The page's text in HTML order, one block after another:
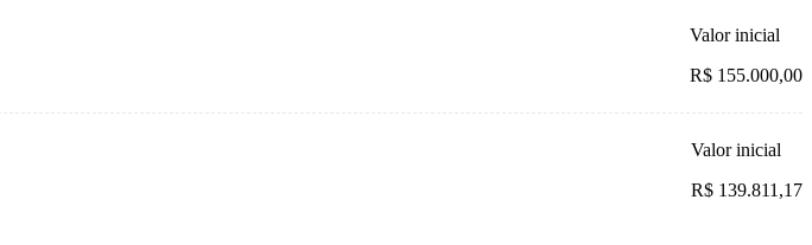
Valor inicial
R$ 155.000,00
Valor inicial
R$ 139.811,17